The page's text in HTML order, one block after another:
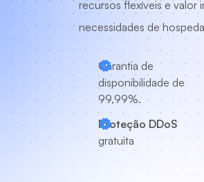
recursos flexíveis e valor
necessidades de
Garantia de
disponibilidade de
99,99%.
Proteção DDoS
gratuita